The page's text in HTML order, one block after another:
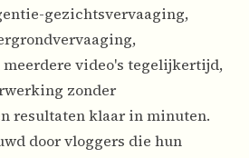
gezichtsvervaaging,
video's tegelijkertijd,
zonder
resultaten klaar in minuten.
door vloggers die hun